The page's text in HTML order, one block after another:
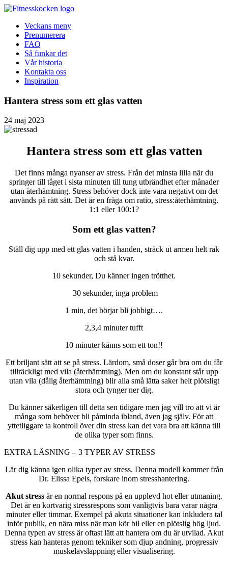
Veckans meny
Prenumerera
FAQ
Så funkar det
Vår historia
Kontakta oss
Inspiration
Hantera stress som ett glas vatten
24 maj 2023
Hantera stress som ett glas vatten
Det finns många nyanser av stress. Från det minsta lilla när du
springer till tåget i sista minuten till tung utbrändhet efter månader
utan återhämtning. Stress behöver dock inte vara negativt om det
används på rätt sätt. Det är en fråga om ratio, stress:återhämtning.
1:1 eller 100:1?
Som ett glas vatten?
Ställ dig upp med ett glas vatten i handen, sträck ut armen helt rak
och stå kvar.
10 sekunder, Du känner ingen trötthet.
30 sekunder, inga problem
1 min, det börjar bli jobbigt….
2,3,4 minuter tufft
10 minuter känns som ett ton!!
Ett briljant sätt att se på stress. Lärdom, små doser går bra om du får
tillräckligt med vila (återhämtning). Men om du konstant står upp
utan vila (dålig återhämtning) blir alla små lätta saker helt plötsligt
stora och tynger ner dig.
Du känner säkerligen till detta sen tidigare men jag vill tro att vi är
många som behöver bli påminda ibland, även jag själv. För att
yttetliggare ta kontroll över din stress kan det vara bra att känna till
de olika typer som finns.
EXTRA LÄSNING – 3 TYPER AV STRESS
Lär dig känna igen olika typer av stress. Denna modell kommer från
Dr. Elissa Epels, forskare inom stresshantering.
Akut stress är en normal respons på en upplevd hot eller utmaning.
Det är en kortvarig stressrespons som vanligtvis bara varar några
minuter eller timmar. Exempel på akuta situationer kan inkludera tal
inför publik, en nära miss när man kör bil eller en plötslig hög ljud.
Denna typen av stress är oftast lätt att hantera om du är utvilad. Akut
stress kan hanteras genom tekniker som djup andning, progressiv
muskelavslappning eller visualisering.